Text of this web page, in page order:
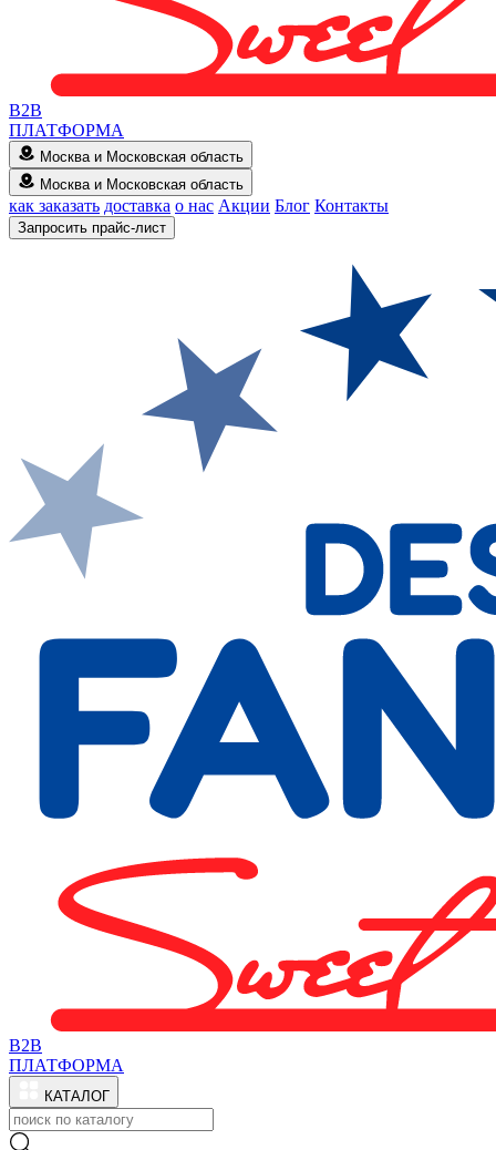
B2B
ПЛАТФОРМА
Москва и Московская область
Москва и Московская область
как заказать доставка о нас Акции Блог Контакты
Запросить прайс-лист
B2B
ПЛАТФОРМА
КАТАЛОГ